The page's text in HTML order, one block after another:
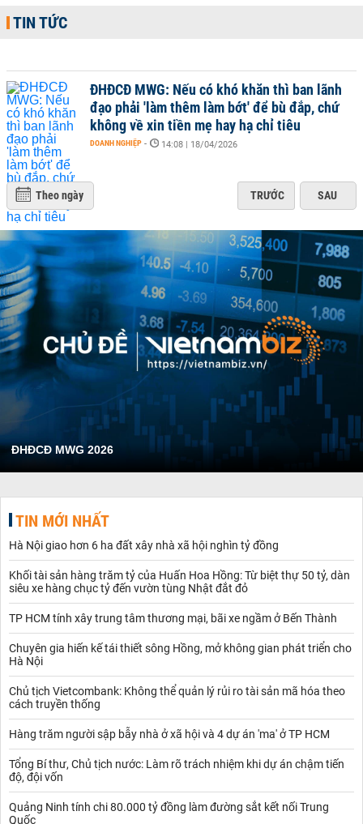
TIN TỨC
ĐHĐCĐ MWG: Nếu có khó khăn thì ban lãnh
đạo phải 'làm thêm làm bớt' để bù đắp, chứ
không về xin tiền mẹ hay hạ chỉ tiêu
DOANH NGHIỆP - 14:08 | 18/04/2026
Theo ngày TRƯỚC SAU
ĐHĐCĐ MWG 2026
TIN MỚI NHẤT
Hà Nội giao hơn 6 ha đất xây nhà xã hội nghìn tỷ đồng
Khối tài sản hàng trăm tỷ của Huấn Hoa Hồng: Từ biệt thự 50 tỷ, dàn
siêu xe hàng chục tỷ đến vườn tùng Nhật đắt đỏ
TP HCM tính xây trung tâm thương mại, bãi xe ngầm ở Bến Thành
Chuyên gia hiến kế tái thiết sông Hồng, mở không gian phát triển cho
Hà Nội
Chủ tịch Vietcombank: Không thể quản lý rủi ro tài sản mã hóa theo
cách truyền thống
Hàng trăm người sập bẫy nhà ở xã hội và 4 dự án 'ma' ở TP HCM
Tổng Bí thư, Chủ tịch nước: Làm rõ trách nhiệm khi dự án chậm tiến
độ, đội vốn
Quảng Ninh tính chi 80.000 tỷ đồng làm đường sắt kết nối Trung
Quốc